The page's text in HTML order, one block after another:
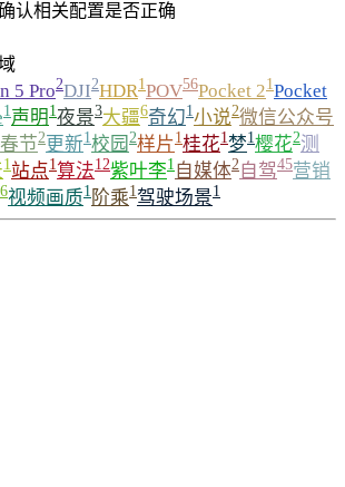
认相关配置是否正确
5 Pro2DJI2HDR1POV56Pocket 21Pocket
1声明 1夜景3大疆6奇幻1小说2微信公众号
春节2更新1校园 2样片1桂花1梦1樱花2测
1站点1算法12紫叶李1 自媒体2自驾45营销
视频画质1 阶乘1驾驶场景1